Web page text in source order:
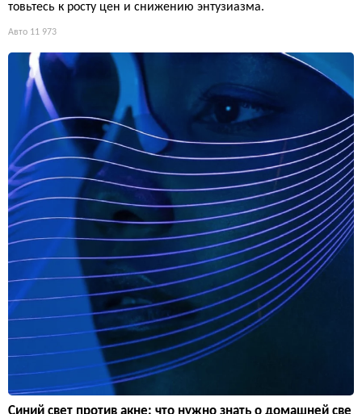
товьтесь к росту цен и снижению энтузиазма.
Авто 11 973